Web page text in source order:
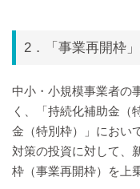
2．「事業再開枠
中小・小規模事業者の
く、「持続化補助金（
金（特別枠）」におい
対策の投資に対して、
枠（事業再開枠）を上